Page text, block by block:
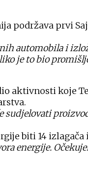
podržava prvi
automobila i
je to bio
aktivnosti koje
biti 14
energije.